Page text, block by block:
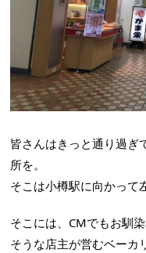
皆さんはきっと通り過ぎ
所を。
そこは小樽駅に向かって
そこには、CMでもお馴
そうな店主が営むベーカ